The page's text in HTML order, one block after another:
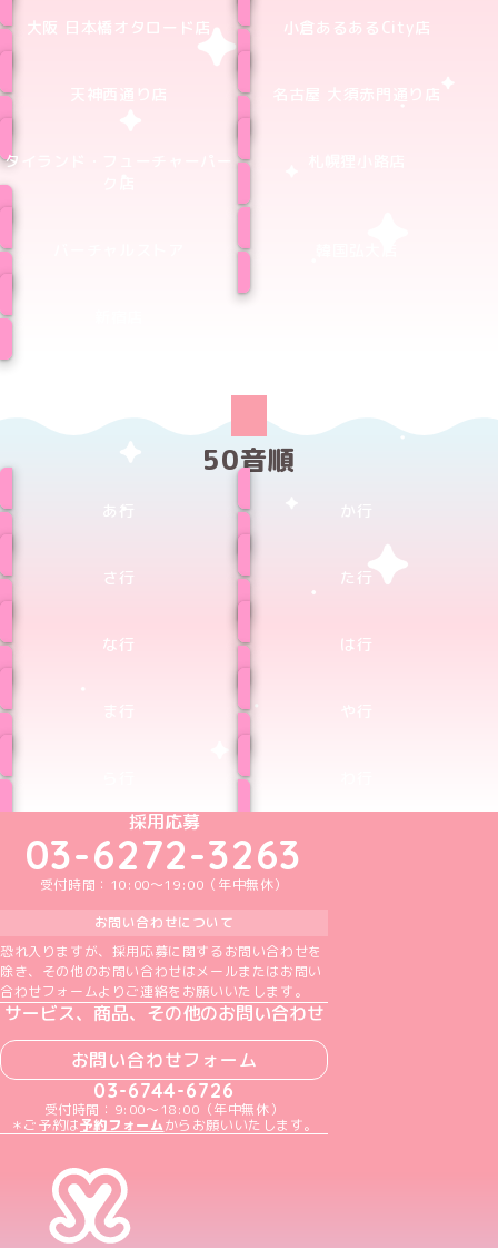
大阪 日本橋オタロード店 小倉あるあるCity店
タイランド・フューチャーパー
50音順
さ行 た行
な行 は行
めいどりーみんTikTok公式アカウント
めいどりーみんX公式アカウント
めいどりーみんInstagram公式アカウント
めいどりーみんFacebook公式アカウン
めいどりーみんYouTube公式アカ
採用応募
03-6272-3263
受付時間：10:00～19:00（年中無休）
お問い合わせについて
恐れ入りますが、採用応募に関するお問い合わせを
除き、その他のお問い合わせはメールまたはお問い
合わせフォームよりご連絡をお願いいたします。
サービス、商品、その他のお問い合わせ
お問い合わせフォーム
03-6744-6726
受付時間：9:00～18:00（年中無休）
＊ご予約は予約フォームからお願いいたします。